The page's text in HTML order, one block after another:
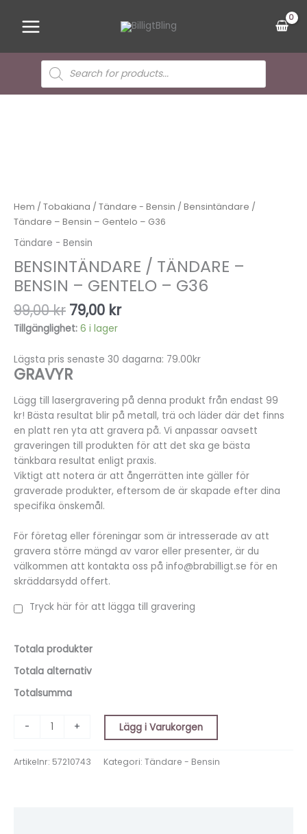
innehållMenu
Sök
efter
produkter
Hem / Tobakiana / Tändare - Bensin / Bensintändare /
Tändare – Bensin – Gentelo – G36
Tändare - Bensin
BENSINTÄNDARE / TÄNDARE –
BENSIN – GENTELO – G36
99,00kr
Det
79,00 kr
Det
Tillgänglighet: 6 i lager
Lägsta pris senaste 30 dagarna: 79.00kr
GRAVYR
Lägg till lasergravering på denna produkt från endast 99
kr! Bästa resultat blir på metall, trä och läder där det finns
en platt ren yta att gravera på. Vi anpassar oavsett
graveringen till produkten för att det ska ge bästa
tänkbara resultat enligt praxis.
Viktigt att notera är att ångerrätten inte gäller för
graverade produkter, eftersom de är skapade efter dina
specifika önskemål.
För företag eller föreningar som är intresserade av att
gravera större mängd av varor eller presenter, är du
välkommen att kontakta oss på info@brabilligt.se för en
skräddarsydd offert.
Tryck här för att lägga till gravering
Totala produkter
Totala alternativ
Totalsumma
-
-
G36
mängd
+ Lägg i Varukorgen
Artikelnr: 57210743 Kategori: Tändare - Bensin